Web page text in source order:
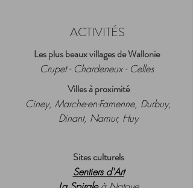
ACTIVITÉS
Les plus beaux villages de Wallonie
Crupet - Chardeneux - Celles
Villes à proximité
Ciney, Marche-en-Famenne, Durbuy,
Dinant, Namur, Huy
Sites culturels
Sentiers d'Art